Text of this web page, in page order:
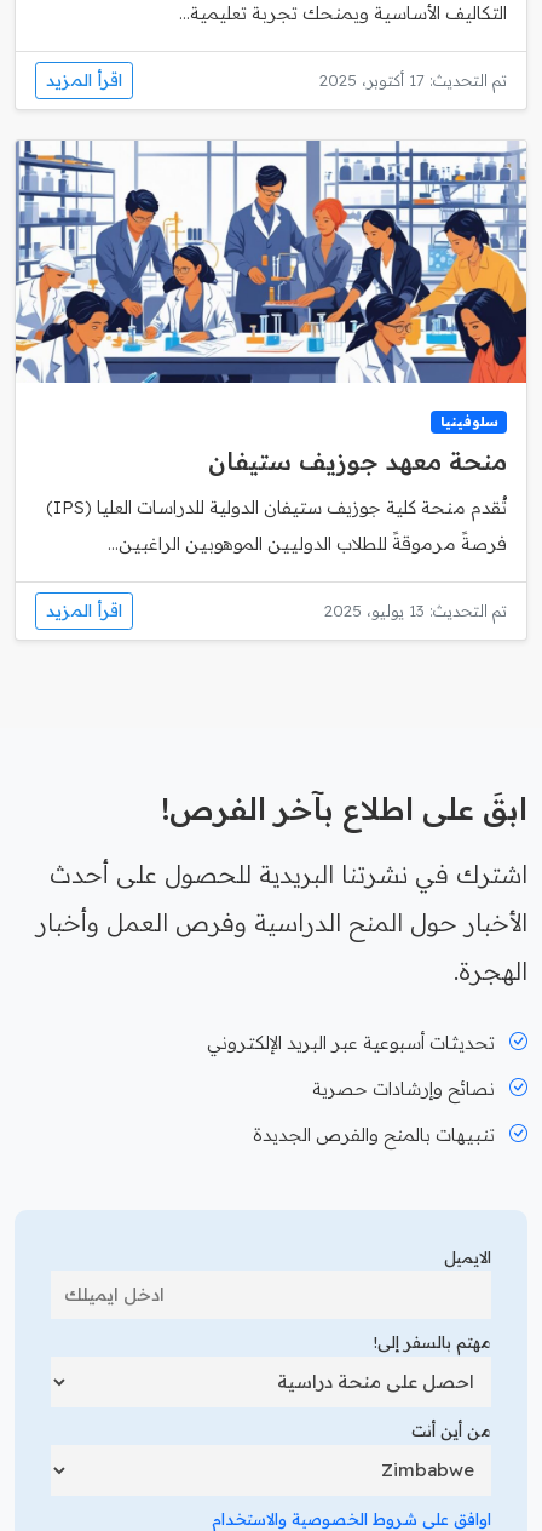
التكاليف الأساسية ويمنحك تجربة تعليمية...
تم التحديث: 17 أكتوبر، 2025 اقرأ المزيد
سلوفينيا
منحة معهد جوزيف ستيفان
تُقدم منحة كلية جوزيف ستيفان الدولية للدراسات العليا (IPS)
فرصةً مرموقةً للطلاب الدوليين الموهوبين الراغبين...
تم التحديث: 13 يوليو، 2025 اقرأ المزيد
ابقَ على اطلاع بآخر الفرص!
اشترك في نشرتنا البريدية للحصول على أحدث
الأخبار حول المنح الدراسية وفرص العمل وأخبار
الهجرة.
تحديثات أسبوعية عبر البريد الإلكتروني
نصائح وإرشادات حصرية
تنبيهات بالمنح والفرص الجديدة
الايميل
مهتم بالسفر إلى!
من أين أنت
اوافق على شروط الخصوصية والاستخدام